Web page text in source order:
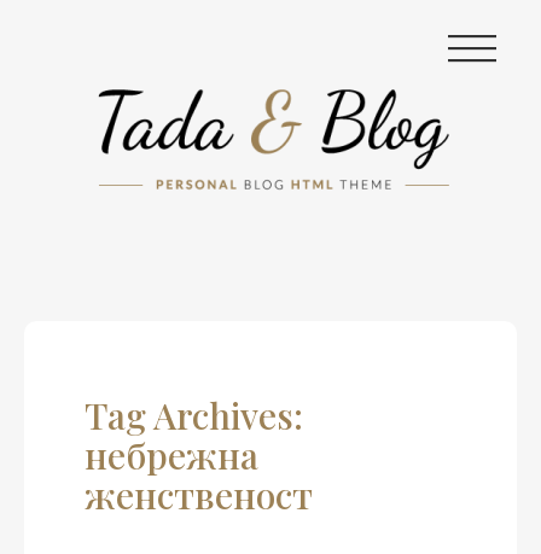
|||
Tag Archives:
небрежна
женственост